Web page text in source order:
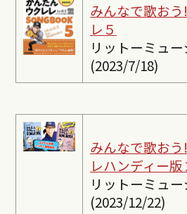
みんなで歌お
レ５
リットーミュ
(2023/7/18)
みんなで歌お
レハンディー版
リットーミュ
(2023/12/22)